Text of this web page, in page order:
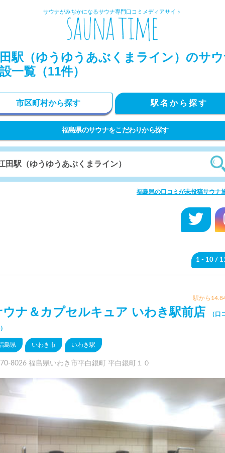
サウナがみぢかになるサウナ専門口コミメディアサイト
駅（ゆうゆうあぶくまライン）のサ
一覧（11件）
市区町村から探す 駅名から探す
福島県のサウナをこだわりから探す
福島県の口コミが未投稿サウナ
1 - 10 /
駅から
ウナ＆カプセルキュア いわき駅前店
（口
島県 いわき市 いわき駅
8026 福島県いわき市平白銀町 平白銀町１０